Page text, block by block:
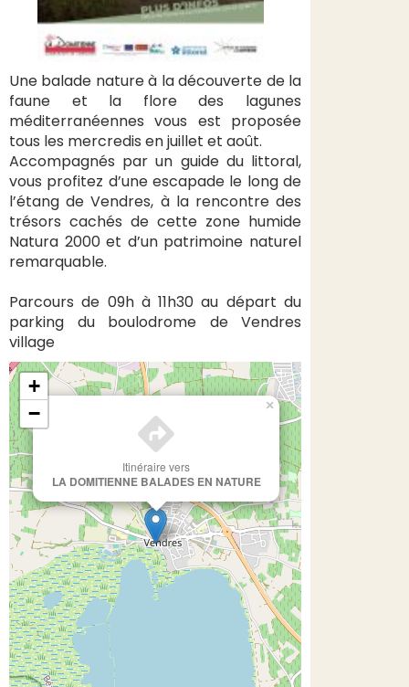
Une balade nature à la découverte de la
faune et la flore des lagunes
méditerranéennes vous est proposée
tous les mercredis en juillet et août.
Accompagnés par un guide du littoral,
vous profitez d’une escapade le long de
l’étang de Vendres, à la rencontre des
trésors cachés de cette zone humide
Natura 2000 et d’un patrimoine naturel
remarquable.
Parcours de 09h à 11h30 au départ du
parking du boulodrome de Vendres
village
Itinéraire vers
LA DOMITIENNE BALADES EN NATURE
×
+
−